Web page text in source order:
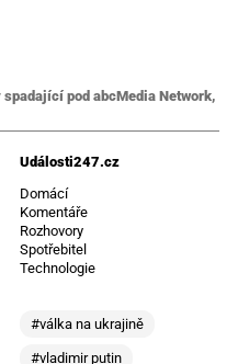
pod abcMedia Network,
Události247.cz
Domácí
Komentáře
Rozhovory
Spotřebitel
Technologie
#válka na ukrajině
#vladimir putin